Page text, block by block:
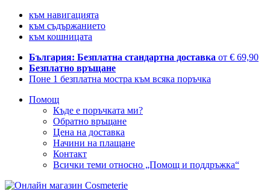
към навигацията
към съдържанието
към кошницата
България: Безплатна стандартна доставка от € 69,90
Безплатно връщане
Поне 1 безплатна мостра към всяка поръчка
Помощ
Къде е поръчката ми?
Обратно връщане
Цена на доставка
Начини на плащане
Контакт
Всички теми относно „Помощ и поддръжка“